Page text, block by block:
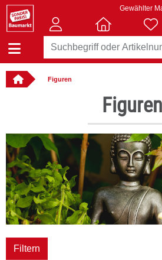
Gewählter
Figuren
Figuren
Filtern